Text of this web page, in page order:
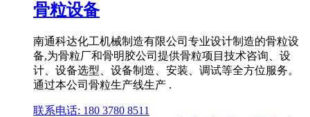
骨粒设备
南通科达化工机械制造有限公司专业设计制造的骨粒设
备,为骨粒厂和骨明胶公司提供骨粒项目技术咨询、设
计、设备选型、设备制造、安装、调试等全方位服务。
通过本公司骨粒生产线生产 .
联系电话: 180 3780 8511